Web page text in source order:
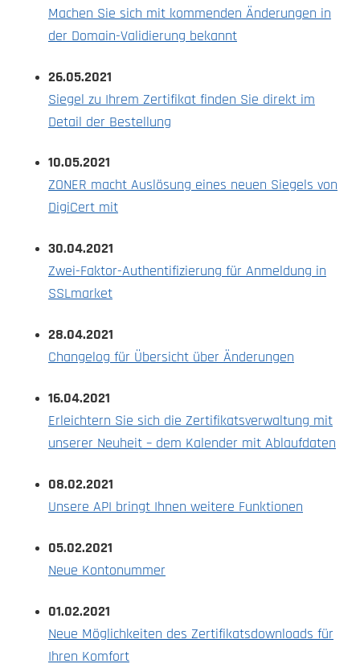
Machen Sie sich mit kommenden Änderungen in
der Domain-Validierung bekannt
26.05.2021
Siegel zu Ihrem Zertifikat finden Sie direkt im
Detail der Bestellung
10.05.2021
ZONER macht Auslösung eines neuen Siegels von
DigiCert mit
30.04.2021
Zwei-Faktor-Authentifizierung für Anmeldung in
SSLmarket
28.04.2021
Changelog für Übersicht über Änderungen
16.04.2021
Erleichtern Sie sich die Zertifikatsverwaltung mit
unserer Neuheit – dem Kalender mit Ablaufdaten
08.02.2021
Unsere API bringt Ihnen weitere Funktionen
05.02.2021
Neue Kontonummer
01.02.2021
Neue Möglichkeiten des Zertifikatsdownloads für
Ihren Komfort